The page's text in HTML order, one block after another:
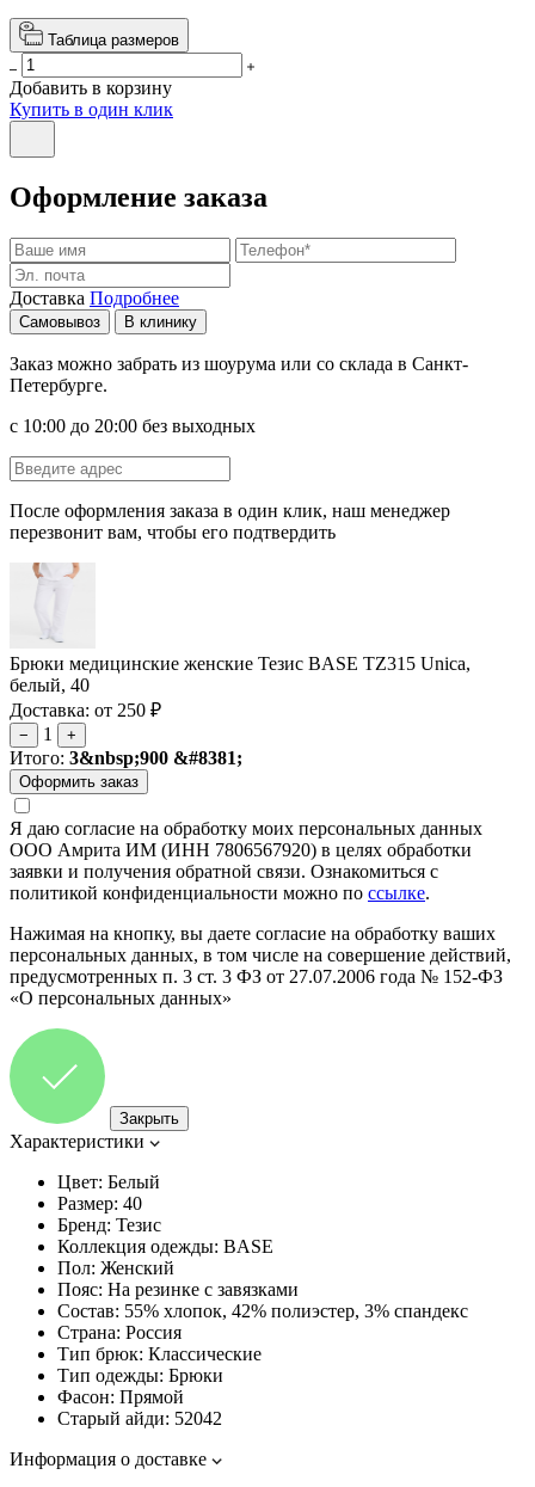
Таблица размеров
Добавить в корзину
Купить в один клик
Оформление заказа
Доставка Подробнее
Самовывоз В клинику
Заказ можно забрать из шоурума или со склада в Санкт-
Петербурге.
с 10:00 до 20:00 без выходных
После оформления заказа в один клик, наш менеджер
перезвонит вам, чтобы его подтвердить
Брюки медицинские женские Тезис BASE TZ315 Unica,
белый, 40
Доставка: от 250 ₽
− 1 +
Итого: 3&nbsp;900 &#8381;
Я даю согласие на обработку моих персональных данных
ООО Амрита ИМ (ИНН 7806567920) в целях обработки
заявки и получения обратной связи. Ознакомиться с
политикой конфиденциальности можно по ссылке.
Нажимая на кнопку, вы даете согласие на обработку ваших
персональных данных, в том числе на совершение действий,
предусмотренных п. 3 ст. 3 ФЗ от 27.07.2006 года № 152-ФЗ
«О персональных данных»
Закрыть
Характеристики
Цвет: Белый
Размер: 40
Бренд: Тезис
Коллекция одежды: BASE
Пол: Женский
Пояс: На резинке с завязками
Состав: 55% хлопок, 42% полиэстер, 3% спандекс
Страна: Россия
Тип брюк: Классические
Тип одежды: Брюки
Фасон: Прямой
Старый айди: 52042
Информация о доставке